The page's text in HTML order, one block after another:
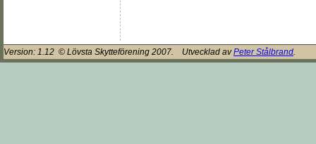
Version: 1.12 © Lövsta Skytteförening 2007. Utvecklad avPeter Stålbrand.